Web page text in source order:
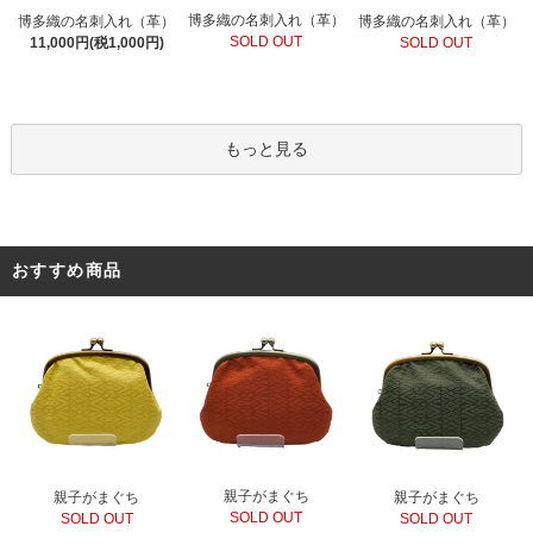
博多織の名刺入れ（革）
11,000円(税1,000円)
博多織の名刺入れ（革）
SOLD OUT
博多織の名刺入れ（革）
SOLD OUT
もっと見る
おすすめ商品
親子がまぐち
SOLD OUT
親子がまぐち
SOLD OUT
親子がまぐち
SOLD OUT